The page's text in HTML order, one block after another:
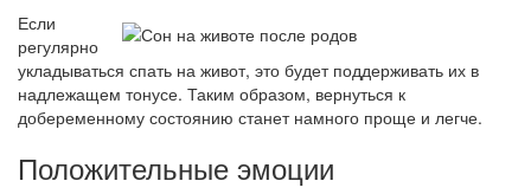
Если
регулярно
укладываться спать на живот, это будет поддерживать их в
надлежащем тонусе. Таким образом, вернуться к
добеременному состоянию станет намного проще и легче.
Положительные эмоции